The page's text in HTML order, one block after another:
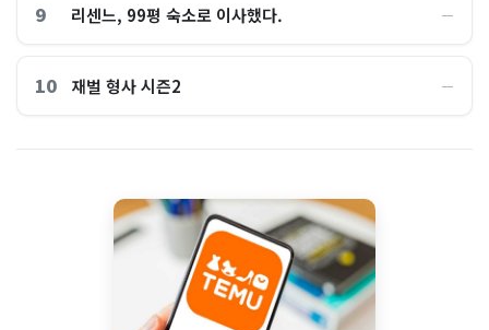
9 리센느, 99평 숙소로 이사했다. ―
10 재벌 형사 시즌2 ―